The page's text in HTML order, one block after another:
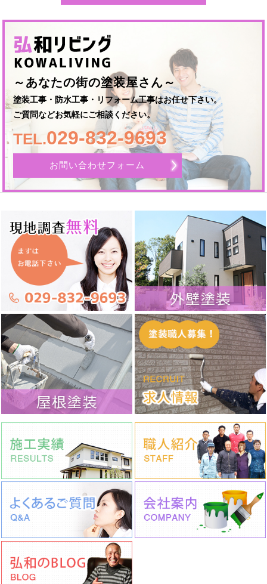
～あなたの街の塗装屋さん～
塗装工事・防水工事・リフォーム工事はお任せ下さい。
ご質問などお気軽にご相談ください。
TEL.029-832-9693
お問い合わせフォーム